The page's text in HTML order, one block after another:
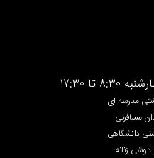
17:30
مدرسه ای
مسافرتی
دانشگاهی
زنانه